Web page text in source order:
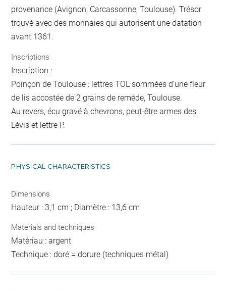
provenance (Avignon, Carcassonne, Toulouse). Trésor
trouvé avec des monnaies qui autorisent une datation
avant 1361.
Inscriptions
Inscription :
Poinçon de Toulouse : lettres TOL sommées d'une fleur
de lis accostée de 2 grains de remède, Toulouse.
Au revers, écu gravé à chevrons, peut-être armes des
Lévis et lettre P.
PHYSICAL CHARACTERISTICS
Dimensions
Hauteur : 3,1 cm ; Diamètre : 13,6 cm
Materials and techniques
Matériau : argent
Technique : doré = dorure (techniques métal)